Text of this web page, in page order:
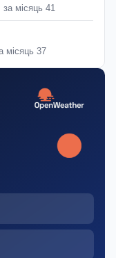
за місяць 41
місяць 37